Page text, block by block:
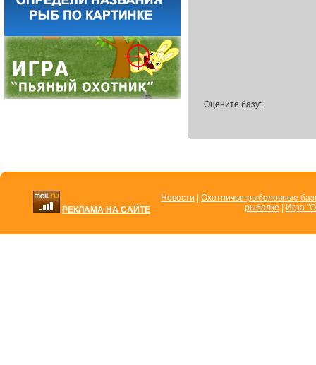
Оцените базу:
РЕКЛАМА НА САЙТЕ
Новости
Охотничье-рыболовные
рыбалке
Игра